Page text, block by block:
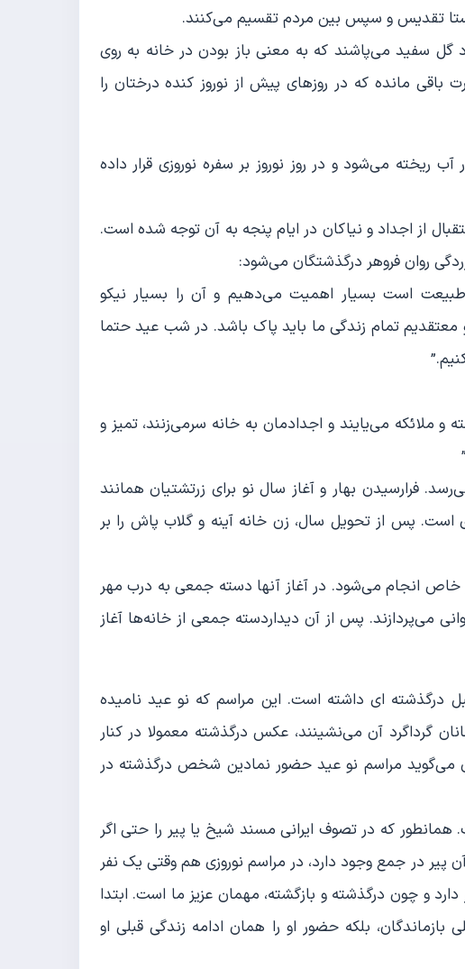
تقدیس و سپس بین مردم تقسیم می‌کنند.
گل سفید می‌پاشند که به معنی باز بودن در خانه به روی
مانده که در روزهای پیش از نوروز کنده درختان را
می‌شود و در روز نوروز بر سفره نوروزی قرار داده
از اجداد و نیاکان در ایام پنجه به آن توجه شده است.
روان فروهر درگذشتگان می‌شود:
است بسیار اهمیت می‌دهیم و آن را بسیار نیکو
تمام زندگی ما باید پاک باشد. در شب عید حتما
ملائکه می‌یایند و اجدادمان به خانه سرمی‌زنند، تمیز و
فرارسیدن بهار و آغاز سال نو برای زرتشتیان همانند
پس از تحویل سال، زن خانه آینه و گلاب پاش را بر
خاص انجام می‌شود. در آغاز آنها دسته جمعی به درب مهر
می‌پردازند. پس از آن دیداردسته جمعی از خانه‌ها آغاز
درگذشته ای داشته است. این مراسم که نو عید نامیده
گرداگرد آن می‌نشینند، عکس درگذشته معمولا در کنار
می‌گوید مراسم نو عید حضور نمادین شخص درگذشته در
همانطور که در تصوف ایرانی مسند شیخ یا پیر را حتی اگر
در جمع وجود دارد، در مراسم نوروزی هم وقتی یک نفر
و چون درگذشته و بازگشته، مهمان عزیز ما است. ابتدا
بلکه حضور او را همان ادامه زندگی قبلی او